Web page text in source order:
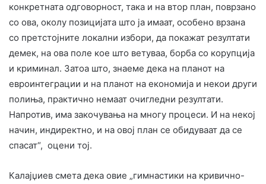
конкретната одговорност, така и на втор план, поврзано
со ова, околу позицијата што ја имаат, особено врзана
со претстојните локални избори, да покажат резултати
демек, на ова поле кое што ветуваа, борба со корупција
и криминал. Затоа што, знаеме дека на планот на
евроинтеграции и на планот на економија и некои други
полиња, практично немаат очигледни резултати.
Напротив, има закочувања на многу процеси. И на некој
начин, индиректно, и на овој план се обидуваат да се
спасат“, оцени тој.
Калајџиев смета дека овие „гимнастики на кривично-